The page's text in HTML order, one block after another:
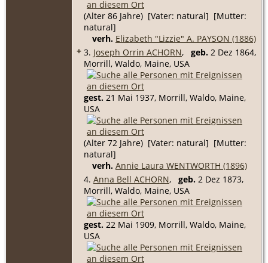
(Alter 86 Jahre) [Vater: natural] [Mutter:
natural]
verh. Elizabeth "Lizzie" A. PAYSON (1886)
+ 3. Joseph Orrin ACHORN, geb. 2 Dez 1864,
Morrill, Waldo, Maine, USA
gest. 21 Mai 1937, Morrill, Waldo, Maine,
USA
(Alter 72 Jahre) [Vater: natural] [Mutter:
natural]
verh. Annie Laura WENTWORTH (1896)
4. Anna Bell ACHORN, geb. 2 Dez 1873,
Morrill, Waldo, Maine, USA
gest. 22 Mai 1909, Morrill, Waldo, Maine,
USA